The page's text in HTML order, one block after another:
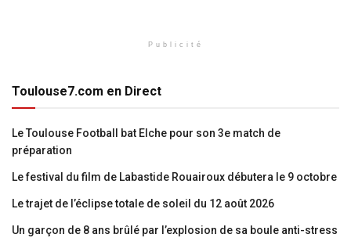
Publicité
Toulouse7.com en Direct
Le Toulouse Football bat Elche pour son 3e match de
préparation
Le festival du film de Labastide Rouairoux débutera le 9 octobre
Le trajet de l’éclipse totale de soleil du 12 août 2026
Un garçon de 8 ans brûlé par l’explosion de sa boule anti-stress